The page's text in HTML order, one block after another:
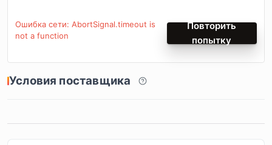
Ошибка сети: AbortSignal.timeout is
not a function
Повторить
попытку
Условия поставщика